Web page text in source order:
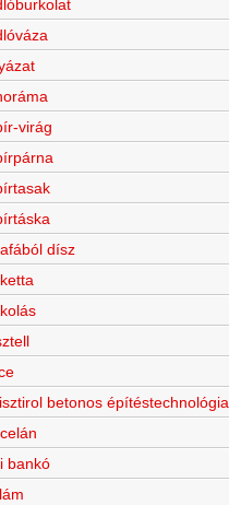
virág
dísz
betonos építéstechnológia
bankó